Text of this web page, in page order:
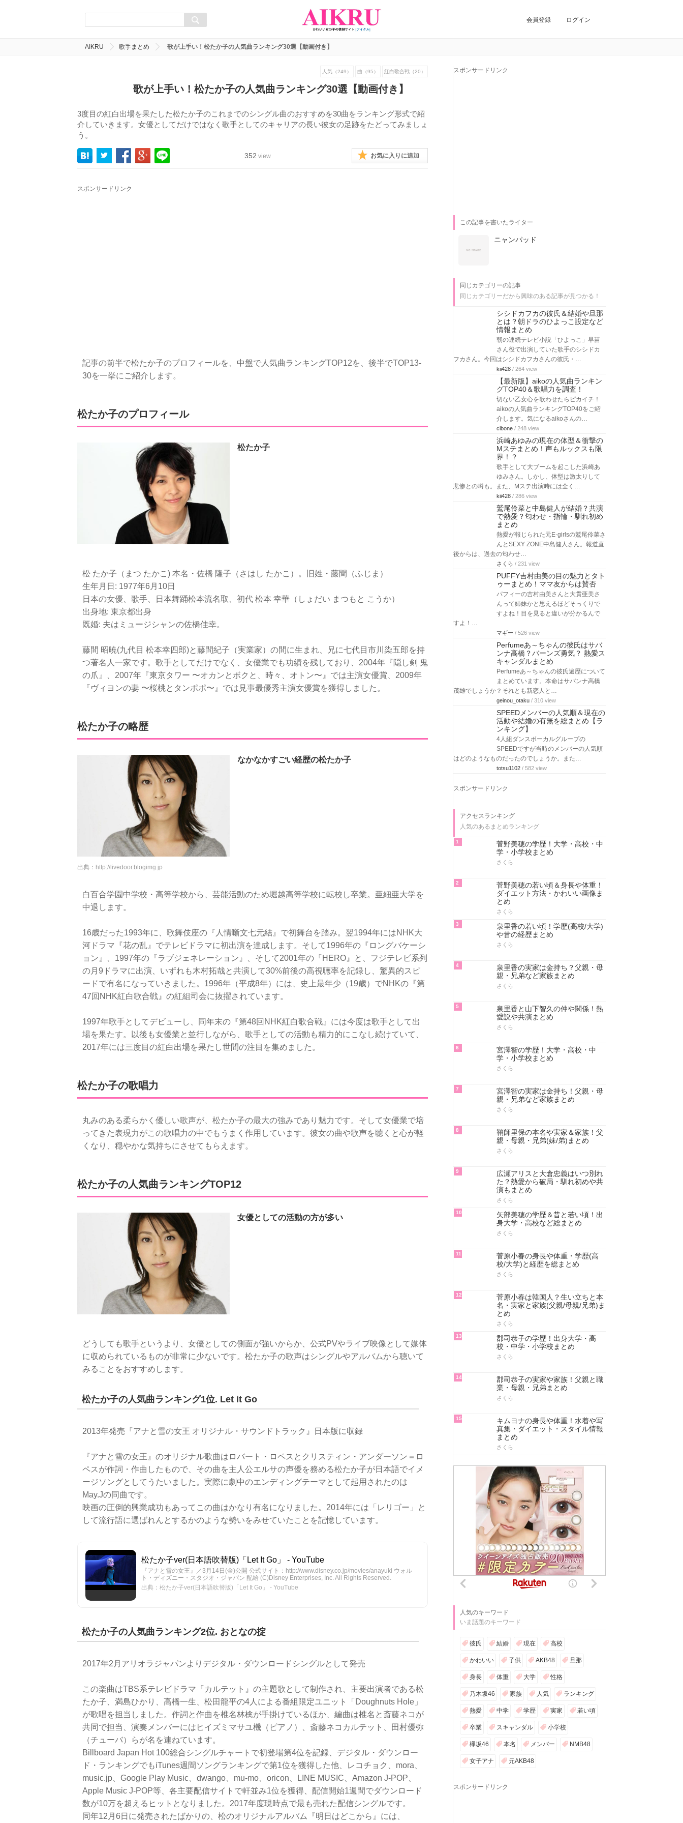
会員登録 ログイン
AIKRU 歌手まとめ 歌が上手い！松たか子の人気曲ランキング30選【動画付き】
人気（249） 曲（95） 紅白歌合戦（20）
歌が上手い！松たか子の人気曲ランキング30選【動画付き】
3度目の紅白出場を果たした松たか子のこれまでのシングル曲のおすすめを30曲をランキング形式で紹
介していきます。女優としてだけではなく歌手としてのキャリアの長い彼女の足跡をたどってみましょ
う。
352 view お気に入りに追加
スポンサードリンク
記事の前半で松たか子のプロフィールを、中盤で人気曲ランキングTOP12を、後半でTOP13-
30を一挙にご紹介します。
松たか子のプロフィール
松たか子
松 たか子（まつ たかこ) 本名・佐橋 隆子（さはし たかこ）。旧姓・藤間（ふじま）
生年月日: 1977年6月10日
日本の女優、歌手、日本舞踊松本流名取、初代 松本 幸華（しょだい まつもと こうか）
出身地: 東京都出身
既婚: 夫はミュージシャンの佐橋佳幸。
藤間 昭暁(九代目 松本幸四郎)と藤間紀子（実業家）の間に生まれ、兄に七代目市川染五郎を持
つ著名人一家です。歌手としてだけでなく、女優業でも功績を残しており、2004年『隠し剣 鬼
の爪』、2007年『東京タワー 〜オカンとボクと、時々、オトン〜』では主演女優賞、2009年
『ヴィヨンの妻 〜桜桃とタンポポ〜』では見事最優秀主演女優賞を獲得しました。
松たか子の略歴
なかなかすごい経歴の松たか子
出典： http://livedoor.blogimg.jp
白百合学園中学校・高等学校から、芸能活動のため堀越高等学校に転校し卒業。亜細亜大学を
中退します。
16歳だった1993年に、歌舞伎座の『人情噺文七元結』で初舞台を踏み。翌1994年にはNHK大
河ドラマ『花の乱』でテレビドラマに初出演を達成します。そして1996年の『ロングバケーシ
ョン』、1997年の『ラブジェネレーション』、そして2001年の『HERO』と、フジテレビ系列
の月9ドラマに出演、いずれも木村拓哉と共演して30%前後の高視聴率を記録し、驚異的スピ
ードで有名になっていきました。1996年（平成8年）には、史上最年少（19歳）でNHKの『第
47回NHK紅白歌合戦』の紅組司会に抜擢されています。
1997年歌手としてデビューし、同年末の『第48回NHK紅白歌合戦』には今度は歌手として出
場を果たす。以後も女優業と並行しながら、歌手としての活動も精力的にこなし続けていて、
2017年には三度目の紅白出場を果たし世間の注目を集めました。
松たか子の歌唱力
丸みのある柔らかく優しい歌声が、松たか子の最大の強みであり魅力です。そして女優業で培
ってきた表現力がこの歌唱力の中でもうまく作用しています。彼女の曲や歌声を聴くと心が軽
くなり、穏やかな気持ちにさせてもらえます。
松たか子の人気曲ランキングTOP12
女優としての活動の方が多い
どうしても歌手というより、女優としての側面が強いからか、公式PVやライブ映像として媒体
に収められているものが非常に少ないです。松たか子の歌声はシングルやアルバムから聴いて
みることをおすすめします。
松たか子の人気曲ランキング1位. Let it Go
2013年発売『アナと雪の女王 オリジナル・サウンドトラック』日本版に収録
『アナと雪の女王』のオリジナル歌曲はロバート・ロペスとクリスティン・アンダーソン＝ロ
ペスが作詞・作曲したもので、その曲を主人公エルサの声優を務める松たか子が日本語でイメ
ージソングとしてうたいました。実際に劇中のエンディングテーマとして起用されたのは
May.Jの同曲です。
映画の圧倒的興業成功もあってこの曲はかなり有名になりました。2014年には「レリゴー」と
して流行語に選ばれんとするかのような勢いをみせていたことを記憶しています。
松たか子ver(日本語吹替版)「Let It Go」 - YouTube
『アナと雪の女王』／3月14日(金)公開 公式サイト：http://www.disney.co.jp/movies/anayuki ウォル
ト・ディズニー・スタジオ・ジャパン 配給 (C)Disney Enterprises, Inc. All Rights Reserved.
出典：松たか子ver(日本語吹替版)「Let It Go」 - YouTube
松たか子の人気曲ランキング2位. おとなの掟
2017年2月アリオラジャパンよりデジタル・ダウンロードシングルとして発売
この楽曲はTBS系テレビドラマ『カルテット』の主題歌として制作され、主要出演者である松
たか子、満島ひかり、高橋一生、松田龍平の4人による番組限定ユニット「Doughnuts Hole」
が歌唱を担当しました。作詞と作曲を椎名林檎が手掛けているほか、編曲は椎名と斎藤ネコが
共同で担当、演奏メンバーにはヒイズミマサユ機（ピアノ）、斎藤ネコカルテット、田村優弥
（チューバ）らが名を連ねています。
Billboard Japan Hot 100総合シングルチャートで初登場第4位を記録、デジタル・ダウンロー
ド・ランキングでもiTunes週間ソングランキングで第1位を獲得した他、レコチョク、mora、
music.jp、Google Play Music、dwango、mu-mo、oricon、LINE MUSIC、Amazon J-POP、
Apple Music J-POP等、各主要配信サイトで軒並み1位を獲得、配信開始1週間でダウンロード
数が10万を超えるヒットとなりました。2017年度現時点で最も売れた配信シングルです。
同年12月6日に発売されたばかりの、松のオリジナルアルバム『明日はどこから』には、
スポンサードリンク
この記事を書いたライター
ニャンパッド
同じカテゴリーの記事
同じカテゴリーだから興味のある記事が見つかる！
シシドカフカの彼氏＆結婚や旦那
とは？朝ドラのひよっこ設定など
情報まとめ
朝の連続テレビ小説「ひよっこ」早苗
さん役で出演していた歌手のシシドカ
フカさん。今回はシシドカフカさんの彼氏・…
kii428 / 264 view
【最新版】aikoの人気曲ランキン
グTOP40＆歌唱力を調査！
切ない乙女心を歌わせたらピカイチ！
aikoの人気曲ランキングTOP40をご紹
介します。気になるaikoさんの…
cibone / 248 view
浜崎あゆみの現在の体型＆衝撃の
Mステまとめ！声もルックスも限
界！？
歌手として大ブームを起こした浜崎あ
ゆみさん。しかし、体型は激太りして
悲惨との噂も。また、Mステ出演時には全く…
kii428 / 286 view
鷲尾伶菜と中島健人が結婚？共演
で熱愛？匂わせ・指輪・馴れ初め
まとめ
熱愛が報じられた元E-girlsの鷲尾伶菜さ
んとSEXY ZONE中島健人さん。報道直
後からは、過去の匂わせ…
さくら / 231 view
PUFFY吉村由美の目の魅力とタト
ゥーまとめ！ママ友からは賛否
パフィーの吉村由美さんと大貫亜美さ
んって姉妹かと思えるほどそっくりで
すよね！目を見ると違いが分かるんで
すよ！…
マギー / 526 view
Perfumeあ～ちゃんの彼氏はサバ
ンナ高橋？バーンズ勇気？ 熱愛ス
キャンダルまとめ
Perfumeあ～ちゃんの彼氏遍歴について
まとめています。本命はサバンナ高橋
茂雄でしょうか？それとも新恋人と…
geinou_otaku / 310 view
SPEEDメンバーの人気順＆現在の
活動や結婚の有無を総まとめ【ラ
ンキング】
4人組ダンスボーカルグループの
SPEEDですが当時のメンバーの人気順
はどのようなものだったのでしょうか。また…
totsu1102 / 582 view
スポンサードリンク
アクセスランキング
人気のあるまとめランキング
1
菅野美穂の学歴！大学・高校・中
学・小学校まとめ
さくら
2
菅野美穂の若い頃＆身長や体重！
ダイエット方法・かわいい画像ま
とめ
さくら
3
泉里香の若い頃！学歴(高校/大学)
や昔の経歴まとめ
さくら
4
泉里香の実家は金持ち？父親・母
親・兄弟など家族まとめ
さくら
5
泉里香と山下智久の仲や関係！熱
愛説や共演まとめ
さくら
6
宮澤智の学歴！大学・高校・中
学・小学校まとめ
さくら
7
宮澤智の実家は金持ち！父親・母
親・兄弟など家族まとめ
さくら
8
鞘師里保の本名や実家＆家族！父
親・母親・兄弟(妹/弟)まとめ
さくら
9
広瀬アリスと大倉忠義はいつ別れ
た？熱愛から破局・馴れ初めや共
演もまとめ
さくら
10
矢部美穂の学歴＆昔と若い頃！出
身大学・高校など総まとめ
さくら
11
菅原小春の身長や体重・学歴(高
校/大学)と経歴を総まとめ
さくら
12
菅原小春は韓国人？生い立ちと本
名・実家と家族(父親/母親/兄弟)ま
とめ
さくら
13
郡司恭子の学歴！出身大学・高
校・中学・小学校まとめ
さくら
14
郡司恭子の実家や家族！父親と職
業・母親・兄弟まとめ
さくら
15
キムヨナの身長や体重！水着や写
真集・ダイエット・スタイル情報
まとめ
さくら
人気のキーワード
いま話題のキーワード
彼氏 結婚 現在 高校
かわいい 子供 AKB48 旦那
身長 体重 大学 性格
乃木坂46 家族 人気 ランキング
熱愛 中学 学歴 実家 若い頃
卒業 スキャンダル 小学校
欅坂46 本名 メンバー NMB48
女子アナ 元AKB48
スポンサードリンク